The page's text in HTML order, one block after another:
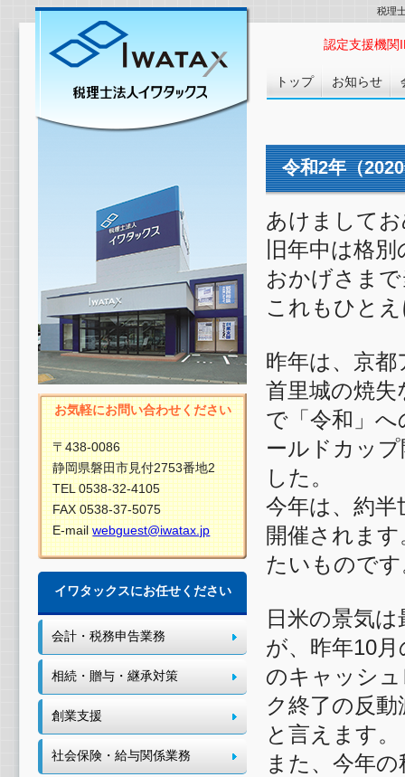
税理
認定支援機関
令和2年（
あけまして
旧年中は格
おかげさま
これもひと
昨年は、京
首里城の焼
で「令和」
ールドカッ
した。
今年は、約
開催されま
たいもので
日米の景気
が、昨年10
のキャッシ
ク終了の反
と言えます。
また、今年
トップ お知らせ
お気軽にお問い合わせください
〒438-0086
静岡県磐田市見付2753番地2
TEL 0538-32-4105
FAX 0538-37-5075
E-mailwebguest@iwatax.jp
イワタックスにお任せください
会計・税務申告業務
相続・贈与・継承対策
創業支援
社会保険・給与関係業務